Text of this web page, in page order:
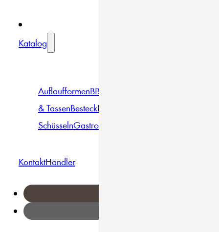
Katalog
AuflaufformenBBQ
& TassenBesteckBowls &
SchüsselnGastro
KontaktHändler